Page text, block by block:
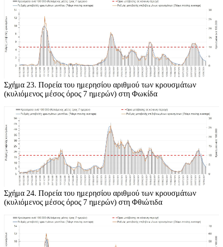
Σχήμα 23. Πορεία του ημερησίου αριθμού των κρουσμάτων
(κυλιόμενος μέσος όρος 7 ημερών) στη Φωκίδα
Σχήμα 24. Πορεία του ημερησίου αριθμού των κρουσμάτων
(κυλιόμενος μέσος όρος 7 ημερών) στη Φθιώτιδα